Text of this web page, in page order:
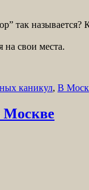
так
на свои места.
каникул, В